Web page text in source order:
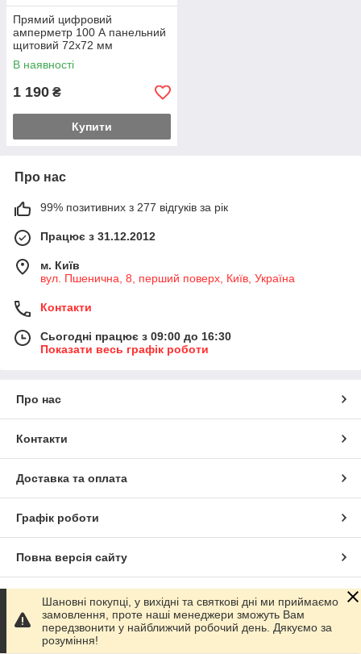
Прямий цифровий
амперметр 100 А панельний
щитовий 72х72 мм
В наявності
1 190 ₴
Купити
Про нас
99% позитивних з 277 відгуків за рік
Працює з 31.12.2012
м. Київ
вул. Пшенична, 8, перший поверх, Київ, Україна
Контакти
Сьогодні працює з 09:00 до 16:30
Показати весь графік роботи
Про нас
Контакти
Доставка та оплата
Графік роботи
Повна версія сайту
Сайт створено на маркетплейсі Prom.ua
Політика конфіденційності
Шановні покупці, у вихідні та святкові дні ми приймаємо
замовлення, проте наші менеджери зможуть Вам
передзвонити у найближчий робочий день. Дякуємо за
розуміння!